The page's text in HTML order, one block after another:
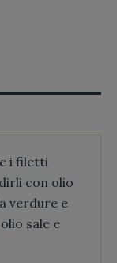
i filetti
con olio
verdure e
sale e